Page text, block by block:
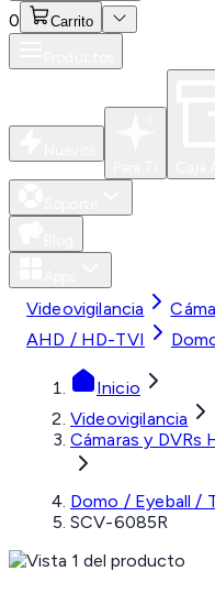
0 Carrito
Videovigilancia
AHD / HD-TVI
Inicio
Videovigilancia
Cámaras y DVRs
Domo / Eyeball /
SCV-6085R